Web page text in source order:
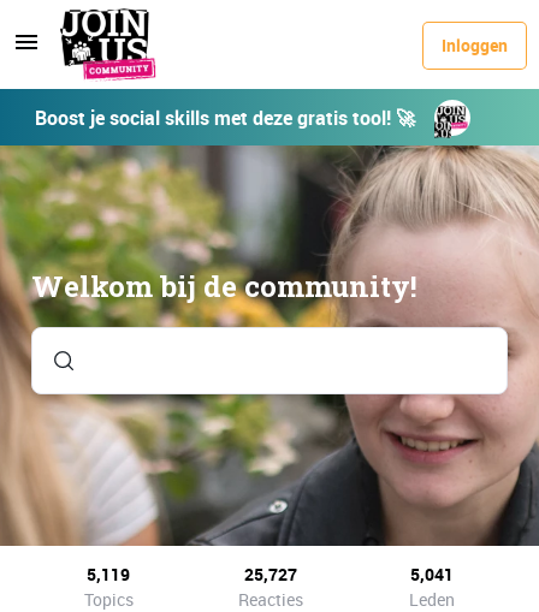
Inloggen
Boost je social skills met deze gratis tool! 🚀
Welkom bij de community!
5,119
Topics
25,727
Reacties
5,041
Leden